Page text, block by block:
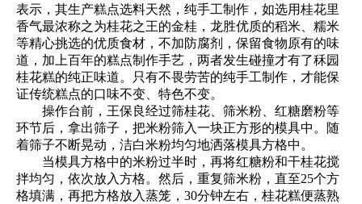
表示，其生产糕点选料天然，纯手工制作，如选用桂花里
香气最浓称之为桂花之王的金桂，龙胜优质的稻米、糯米
等精心挑选的优质食材，不加防腐剂，保留食物原有的味
道，加上百年的糕点制作手艺，两者发生碰撞才有了秝园
桂花糕的纯正味道。只有不畏劳苦的纯手工制作，才能保
证传统糕点的口味不变、特色不变。
操作台前，王保良经过筛桂花、筛米粉、红糖磨粉等
环节后，拿出筛子，把米粉筛入一块正方形的模具中。随
着筛子不断晃动，洁白米粉均匀地洒落模具方格中。
当模具方格中的米粉过半时，再将红糖粉和干桂花搅
拌均匀，依次放入方格。然后，重复筛米粉，直至25个方
格填满，再把方格放入蒸笼，30分钟左右，桂花糕便蒸熟